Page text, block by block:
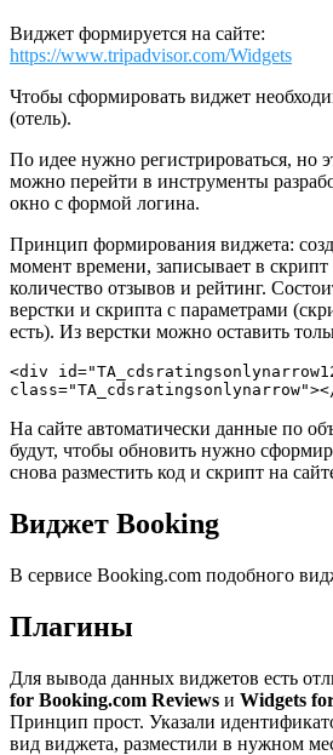
Виджет формируется на сайте:
https://www.tripadvisor.com/Widgets
Чтобы сформировать виджет
(отель).
По идее нужно регистрироваться, но
можно перейти в инструменты
окно с формой логина.
Принцип формирования виджета:
момент времени, записывает в
количество отзывов и рейтинг.
верстки и скрипта с параметрами
есть). Из верстки можно оставить
<div
На сайте автоматически данные по
будут, чтобы обновить нужно
снова разместить код и скрипт на
Виджет Booking
В сервисе Booking.com подобного
Плагины
Для вывода данных виджетов есть
for Booking.com Reviews и Widgets
Принцип прост. Указали
вид виджета, разместили в нужном